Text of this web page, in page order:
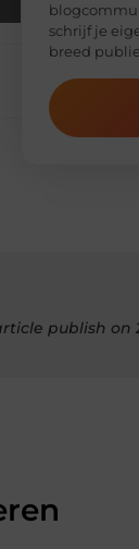
schrijf je
breed
publish on